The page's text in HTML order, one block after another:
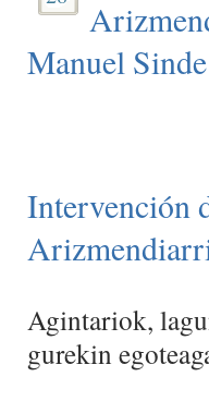
Manuel Sinde
Intervención
Agintariok,
gurekin